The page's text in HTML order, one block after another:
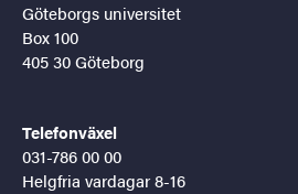
Göteborgs universitet
Box 100
405 30 Göteborg
Telefonväxel
031-786 00 00
Helgfria vardagar 8-16